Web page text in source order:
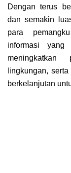
Dengan terus
dan semakin
para
informasi
meningkatkan
lingkungan,
berkelanjutan